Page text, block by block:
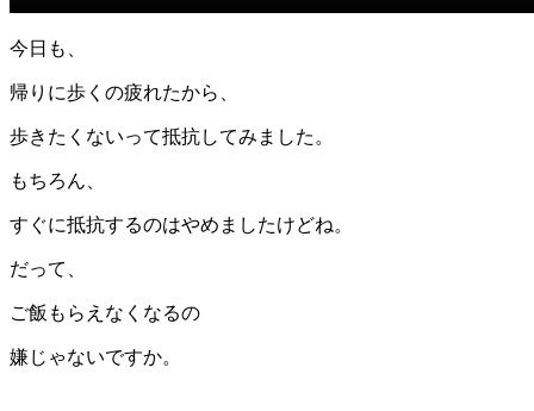
今日も、
帰りに歩くの疲れたから、
歩きたくないって抵抗してみました。
もちろん、
すぐに抵抗するのはやめましたけどね。
だって、
ご飯もらえなくなるの
嫌じゃないですか。